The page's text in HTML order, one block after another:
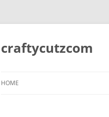
Skip
content
craftycutzcom
HOME